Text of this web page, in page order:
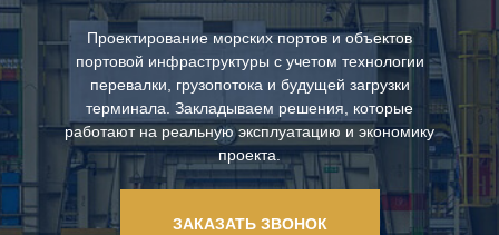
Проектирование морских портов и объектов
портовой инфраструктуры с учетом технологии
перевалки, грузопотока и будущей загрузки
терминала. Закладываем решения, которые
работают на реальную эксплуатацию и экономику
проекта.
ЗАКАЗАТЬ ЗВОНОК